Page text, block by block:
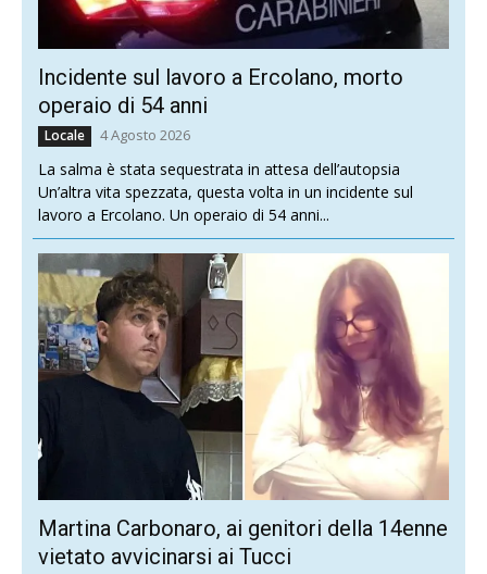
Incidente sul lavoro a Ercolano, morto
operaio di 54 anni
Locale 4 Agosto 2026
La salma è stata sequestrata in attesa dell’autopsia
Un’altra vita spezzata, questa volta in un incidente sul
lavoro a Ercolano. Un operaio di 54 anni...
Martina Carbonaro, ai genitori della 14enne
vietato avvicinarsi ai Tucci